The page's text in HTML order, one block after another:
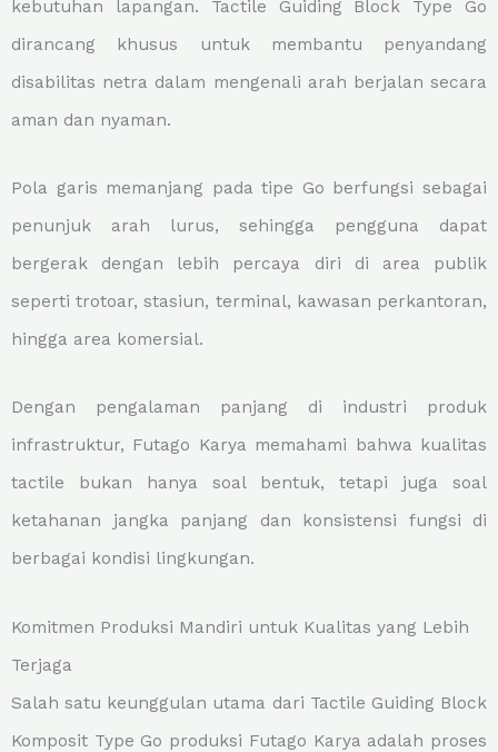
kebutuhan lapangan. Tactile Guiding Block Type Go
dirancang khusus untuk membantu penyandang
disabilitas netra dalam mengenali arah berjalan secara
aman dan nyaman.
Pola garis memanjang pada tipe Go berfungsi sebagai
penunjuk arah lurus, sehingga pengguna dapat
bergerak dengan lebih percaya diri di area publik
seperti trotoar, stasiun, terminal, kawasan perkantoran,
hingga area komersial.
Dengan pengalaman panjang di industri produk
infrastruktur, Futago Karya memahami bahwa kualitas
tactile bukan hanya soal bentuk, tetapi juga soal
ketahanan jangka panjang dan konsistensi fungsi di
berbagai kondisi lingkungan.
Komitmen Produksi Mandiri untuk Kualitas yang Lebih
Terjaga
Salah satu keunggulan utama dari Tactile Guiding Block
Komposit Type Go produksi Futago Karya adalah proses